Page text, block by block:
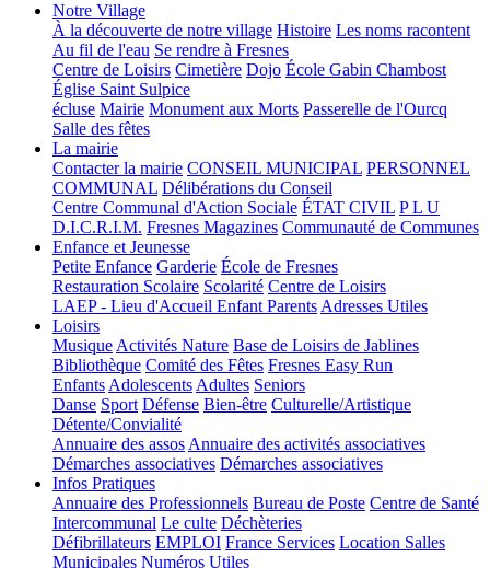
Notre Village
À la découverte de notre village Histoire Les noms racontent
Au fil de l'eau Se rendre à Fresnes
Centre de Loisirs Cimetière Dojo École Gabin Chambost
Église Saint Sulpice
écluse Mairie Monument aux Morts Passerelle de l'Ourcq
Salle des fêtes
La mairie
Contacter la mairie CONSEIL MUNICIPAL PERSONNEL
COMMUNAL Délibérations du Conseil
Centre Communal d'Action Sociale ÉTAT CIVIL P L U
D.I.C.R.I.M. Fresnes Magazines Communauté de Communes
Enfance et Jeunesse
Petite Enfance Garderie École de Fresnes
Restauration Scolaire Scolarité Centre de Loisirs
LAEP - Lieu d'Accueil Enfant Parents Adresses Utiles
Loisirs
Musique Activités Nature Base de Loisirs de Jablines
Bibliothèque Comité des Fêtes Fresnes Easy Run
Enfants Adolescents Adultes Seniors
Danse Sport Défense Bien-être Culturelle/Artistique
Détente/Convialité
Annuaire des assos Annuaire des activités associatives
Démarches associatives Démarches associatives
Infos Pratiques
Annuaire des Professionnels Bureau de Poste Centre de Santé
Intercommunal Le culte Déchèteries
Défibrillateurs EMPLOI France Services Location Salles
Municipales Numéros Utiles